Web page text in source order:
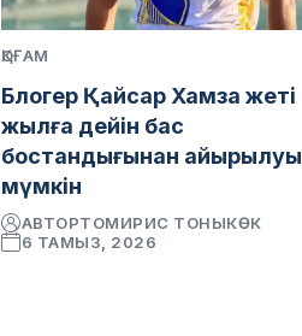
ҚОҒАМ
Блогер Қайсар Хамза жеті
жылға дейін бас
бостандығынан айырылуы
мүмкін
АВТОРТОМИРИС ТОНЫКӨК
6 ТАМЫЗ, 2026